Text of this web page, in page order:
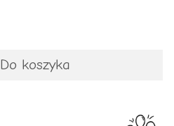
Do koszyka